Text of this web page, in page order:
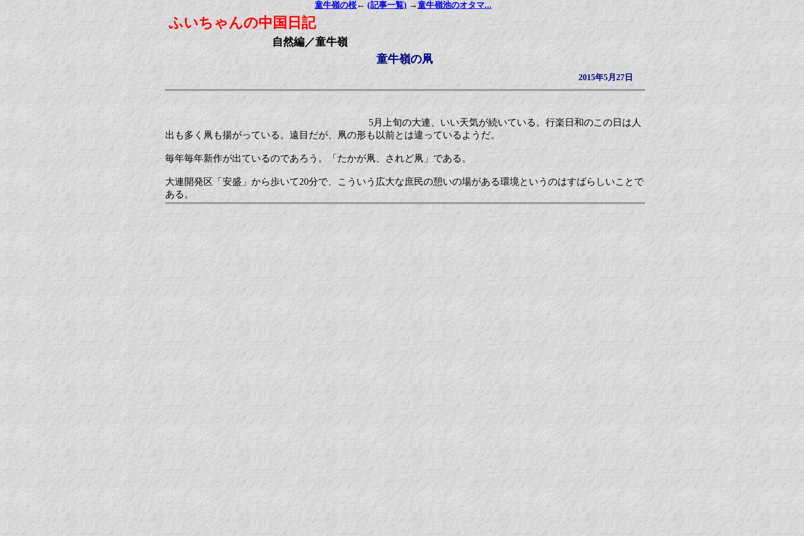
童牛嶺の桜 ← (記事一覧) → 童牛嶺池のオタマ...
ふいちゃんの中国日記
自然編／童牛嶺
童牛嶺の凧
2015年5月27日
5月上旬の大連、いい天気が続いている。行楽日和のこの日は人
出も多く凧も揚がっている。遠目だが、凧の形も以前とは違っているようだ。
毎年毎年新作が出ているのであろう。「たかが凧、されど凧」である。
大連開発区「安盛」から歩いて20分で、こういう広大な庶民の憩いの場がある環境というのはすばらしいことで
ある。